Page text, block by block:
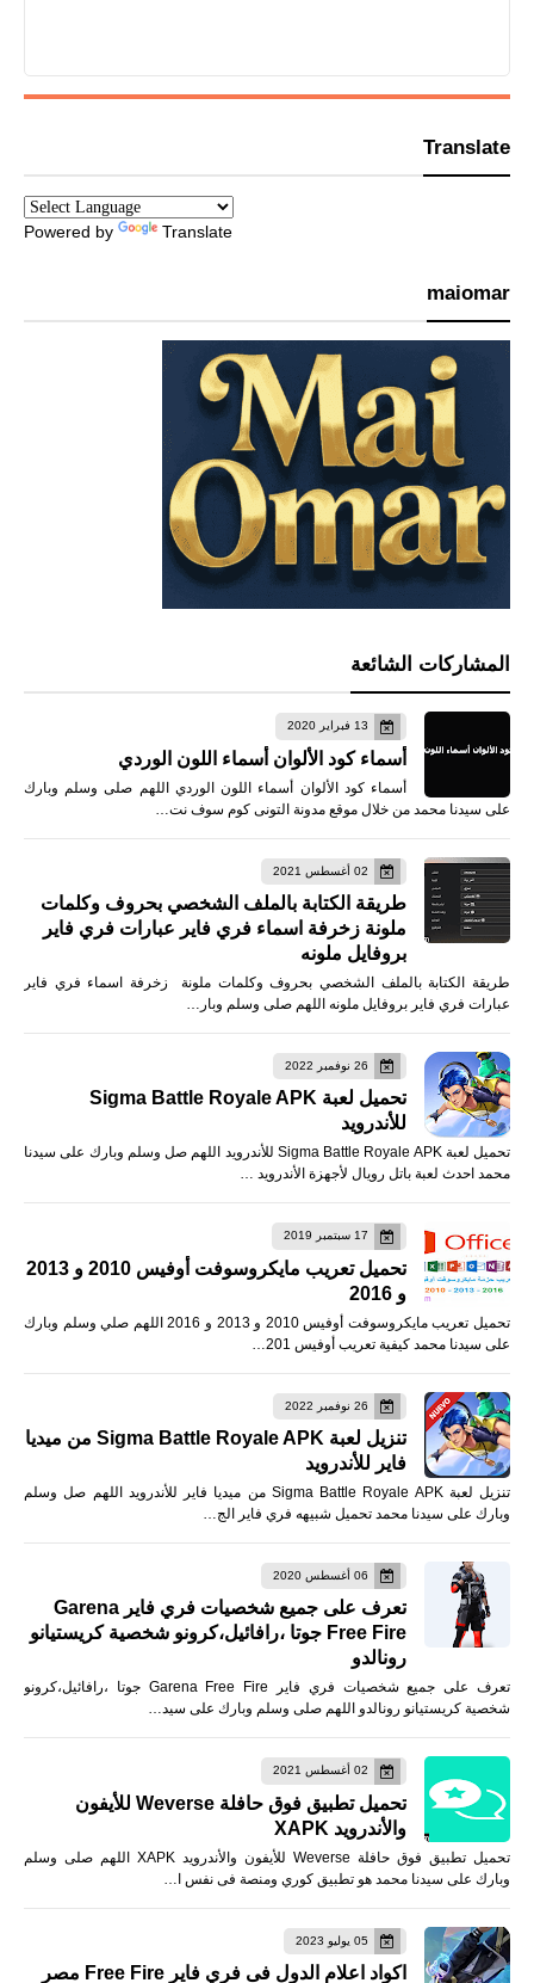
Translate
Powered by Translate
maiomar
المشاركات الشائعة
13 فبراير 2020
أسماء كود الألوان أسماء اللون الوردي
أسماء كود الألوان أسماء اللون الوردي اللهم صلى وسلم وبارك
على سيدنا محمد من خلال موقع مدونة التونى كوم سوف نت…
02 أغسطس 2021
طريقة الكتابة بالملف الشخصي بحروف وكلمات
ملونة زخرفة اسماء فري فاير عبارات فري فاير
بروفايل ملونه
طريقة الكتابة بالملف الشخصي بحروف وكلمات ملونة زخرفة اسماء فري فاير
عبارات فري فاير بروفايل ملونه اللهم صلى وسلم وبار…
26 نوفمبر 2022
تحميل لعبة Sigma Battle Royale APK
للأندرويد
تحميل لعبة Sigma Battle Royale APK للأندرويد اللهم صل وسلم وبارك على سيدنا
محمد احدث لعبة باتل رويال لأجهزة الأندرويد …
17 سبتمبر 2019
تحميل تعريب مايكروسوفت أوفيس 2010 و 2013
و 2016
تحميل تعريب مايكروسوفت أوفيس 2010 و 2013 و 2016 اللهم صلي وسلم وبارك
على سيدنا محمد كيفية تعريب أوفيس 201…
26 نوفمبر 2022
تنزيل لعبة Sigma Battle Royale APK من ميديا
فاير للأندرويد
تنزيل لعبة Sigma Battle Royale APK من ميديا فاير للأندرويد اللهم صل وسلم
وبارك على سيدنا محمد تحميل شبيهه فري فاير الج…
06 أغسطس 2020
تعرف على جميع شخصيات فري فاير Garena
Free Fire جوتا ،رافائيل،كرونو شخصية كريستيانو
رونالدو
تعرف على جميع شخصيات فري فاير Garena Free Fire جوتا ،رافائيل،كرونو
شخصية كريستيانو رونالدو اللهم صلى وسلم وبارك على سيد…
02 أغسطس 2021
تحميل تطبيق فوق حافلة Weverse للأيفون
والأندرويد XAPK
تحميل تطبيق فوق حافلة Weverse للأيفون والأندرويد XAPK اللهم صلى وسلم
وبارك على سيدنا محمد هو تطبيق كوري ومنصة فى نفس ا…
05 يوليو 2023
اكواد اعلام الدول فى فري فاير Free Fire مصر